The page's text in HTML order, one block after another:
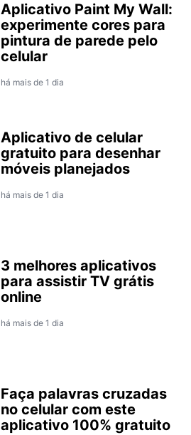
Aplicativo Paint My Wall:
experimente cores para
pintura de parede pelo
celular
há mais de 1 dia
Aplicativo de celular
gratuito para desenhar
móveis planejados
há mais de 1 dia
3 melhores aplicativos
para assistir TV grátis
online
há mais de 1 dia
Faça palavras cruzadas
no celular com este
aplicativo 100% gratuito